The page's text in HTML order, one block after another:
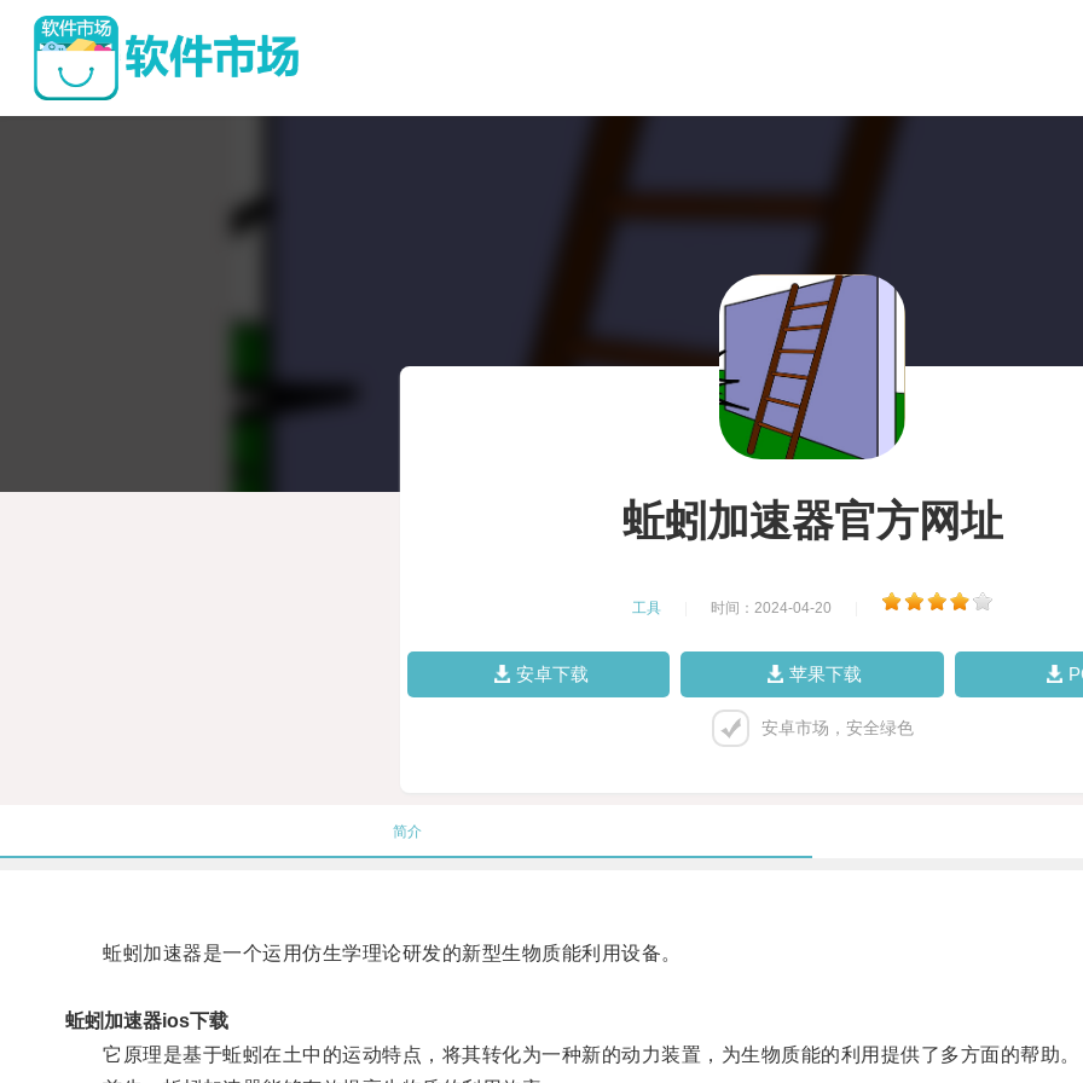
蚯蚓加速器官方网址
工具 时间：2024-04-20
安卓下载 苹果下载
安卓市场，安全绿色
简介
蚯蚓加速器是一个运用仿生学理论研发的新型生物质能利用设备。
蚯蚓加速器ios下载
它原理是基于蚯蚓在土中的运动特点，将其转化为一种新的动力装置，为生物质能的利用提供了多方面的帮助。